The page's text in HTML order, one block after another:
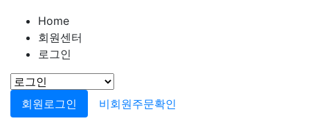
Home
회원센터
로그인
회원로그인
비회원주문확인